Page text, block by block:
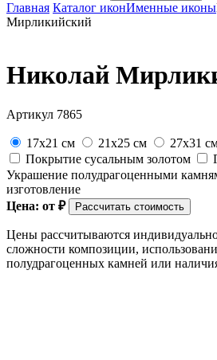
Главная Каталог иконИменные иконы
Мирликийский
Николай
Артикул 7865
17x21 см 21x25 см 27x31
Покрытие сусальным золотом
Украшение полудрагоценными
изготовление
Цена: от ₽ Рассчитать стоимость
Цены рассчитываются
сложности композиции,
полудрагоценных камней или